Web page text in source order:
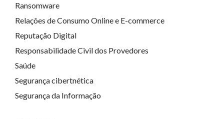
Ransomware
Relações de Consumo Online e E-commerce
Reputação Digital
Responsabilidade Civil dos Provedores
Saúde
Segurança cibertnética
Segurança da Informação